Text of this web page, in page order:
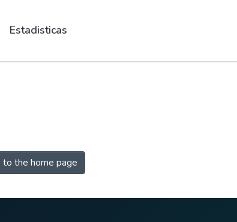
Estadisticas
to the home page